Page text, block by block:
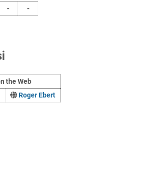
- -
the Web
Roger Ebert